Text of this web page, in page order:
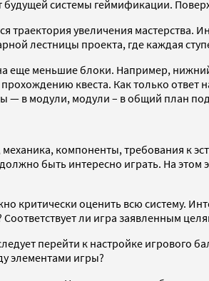
системы геймификации.
траектория увеличения
лестницы проекта, где каждая
еще меньшие блоки. Например,
квеста. Как только
— в модули, модули – в общий план
компоненты, требования к
быть интересно играть. На
критически оценить всю систему.
ли игра заявленным
перейти к настройке игрового
элементами игры?